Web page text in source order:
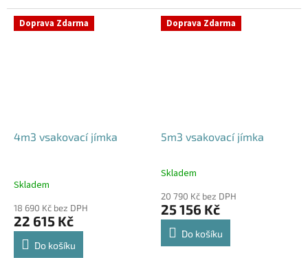
obetonování Průměr přítoku a
odtoku +...
(nádrž) bez potřeby
obetonování Průměr přítoku a
odtoku +...
Doprava Zdarma
4m3 vsakovací jímka
Skladem
18 690 Kč bez DPH
22 615 Kč
Do košíku
Doprava Zdarma
5m3 vsakovací jímka
Průměrné
produktu
je
5,0
Skladem
20 790 Kč bez DPH
25 156 Kč
Do košíku